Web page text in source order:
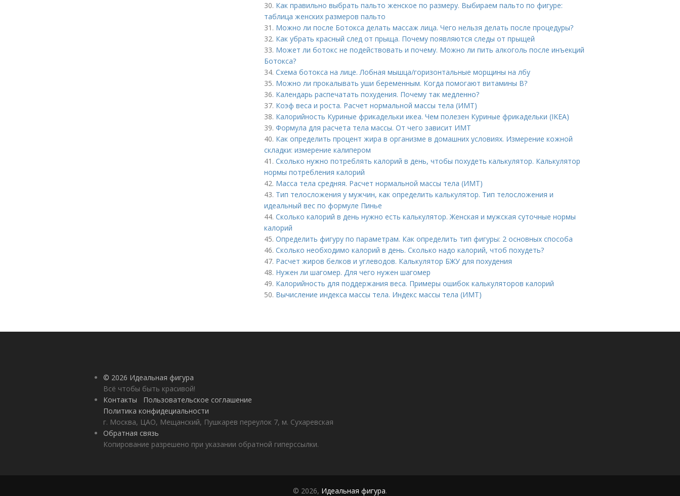
30. Как правильно выбрать пальто женское по размеру. Выбираем пальто по фигуре:
таблица женских размеров пальто
31. Можно ли после Ботокса делать массаж лица. Чего нельзя делать после процедуры?
32. Как убрать красный след от прыща. Почему появляются следы от прыщей
33. Может ли ботокс не подействовать и почему. Можно ли пить алкоголь после инъекций
Ботокса?
34. Схема ботокса на лице. Лобная мышца/горизонтальные морщины на лбу
35. Можно ли прокалывать уши беременным. Когда помогают витамины B?
36. Календарь распечатать похудения. Почему так медленно?
37. Коэф веса и роста. Расчет нормальной массы тела (ИМТ)
38. Калорийность Куриные фрикадельки икеа. Чем полезен Куриные фрикадельки (IKEA)
39. Формула для расчета тела массы. От чего зависит ИМТ
40. Как определить процент жира в организме в домашних условиях. Измерение кожной
складки: измерение калипером
41. Сколько нужно потреблять калорий в день, чтобы похудеть калькулятор. Калькулятор
нормы потребления калорий
42. Масса тела средняя. Расчет нормальной массы тела (ИМТ)
43. Тип телосложения у мужчин, как определить калькулятор. Тип телосложения и
идеальный вес по формуле Пинье
44. Сколько калорий в день нужно есть калькулятор. Женская и мужская суточные нормы
калорий
45. Определить фигуру по параметрам. Как определить тип фигуры: 2 основных способа
46. Сколько необходимо калорий в день. Сколько надо калорий, чтоб похудеть?
47. Расчет жиров белков и углеводов. Калькулятор БЖУ для похудения
48. Нужен ли шагомер. Для чего нужен шагомер
49. Калорийность для поддержания веса. Примеры ошибок калькуляторов калорий
50. Вычисление индекса массы тела. Индекс массы тела (ИМТ)
© 2026 Идеальная фигура
Всё чтобы быть красивой!
Контакты
Пользовательское соглашение
Политика конфидециальности
г. Москва, ЦАО, Мещанский, Пушкарев переулок 7, м. Сухаревская
Обратная связь
Копирование разрешено при указании обратной гиперссылки.
© 2026, Идеальная фигура.